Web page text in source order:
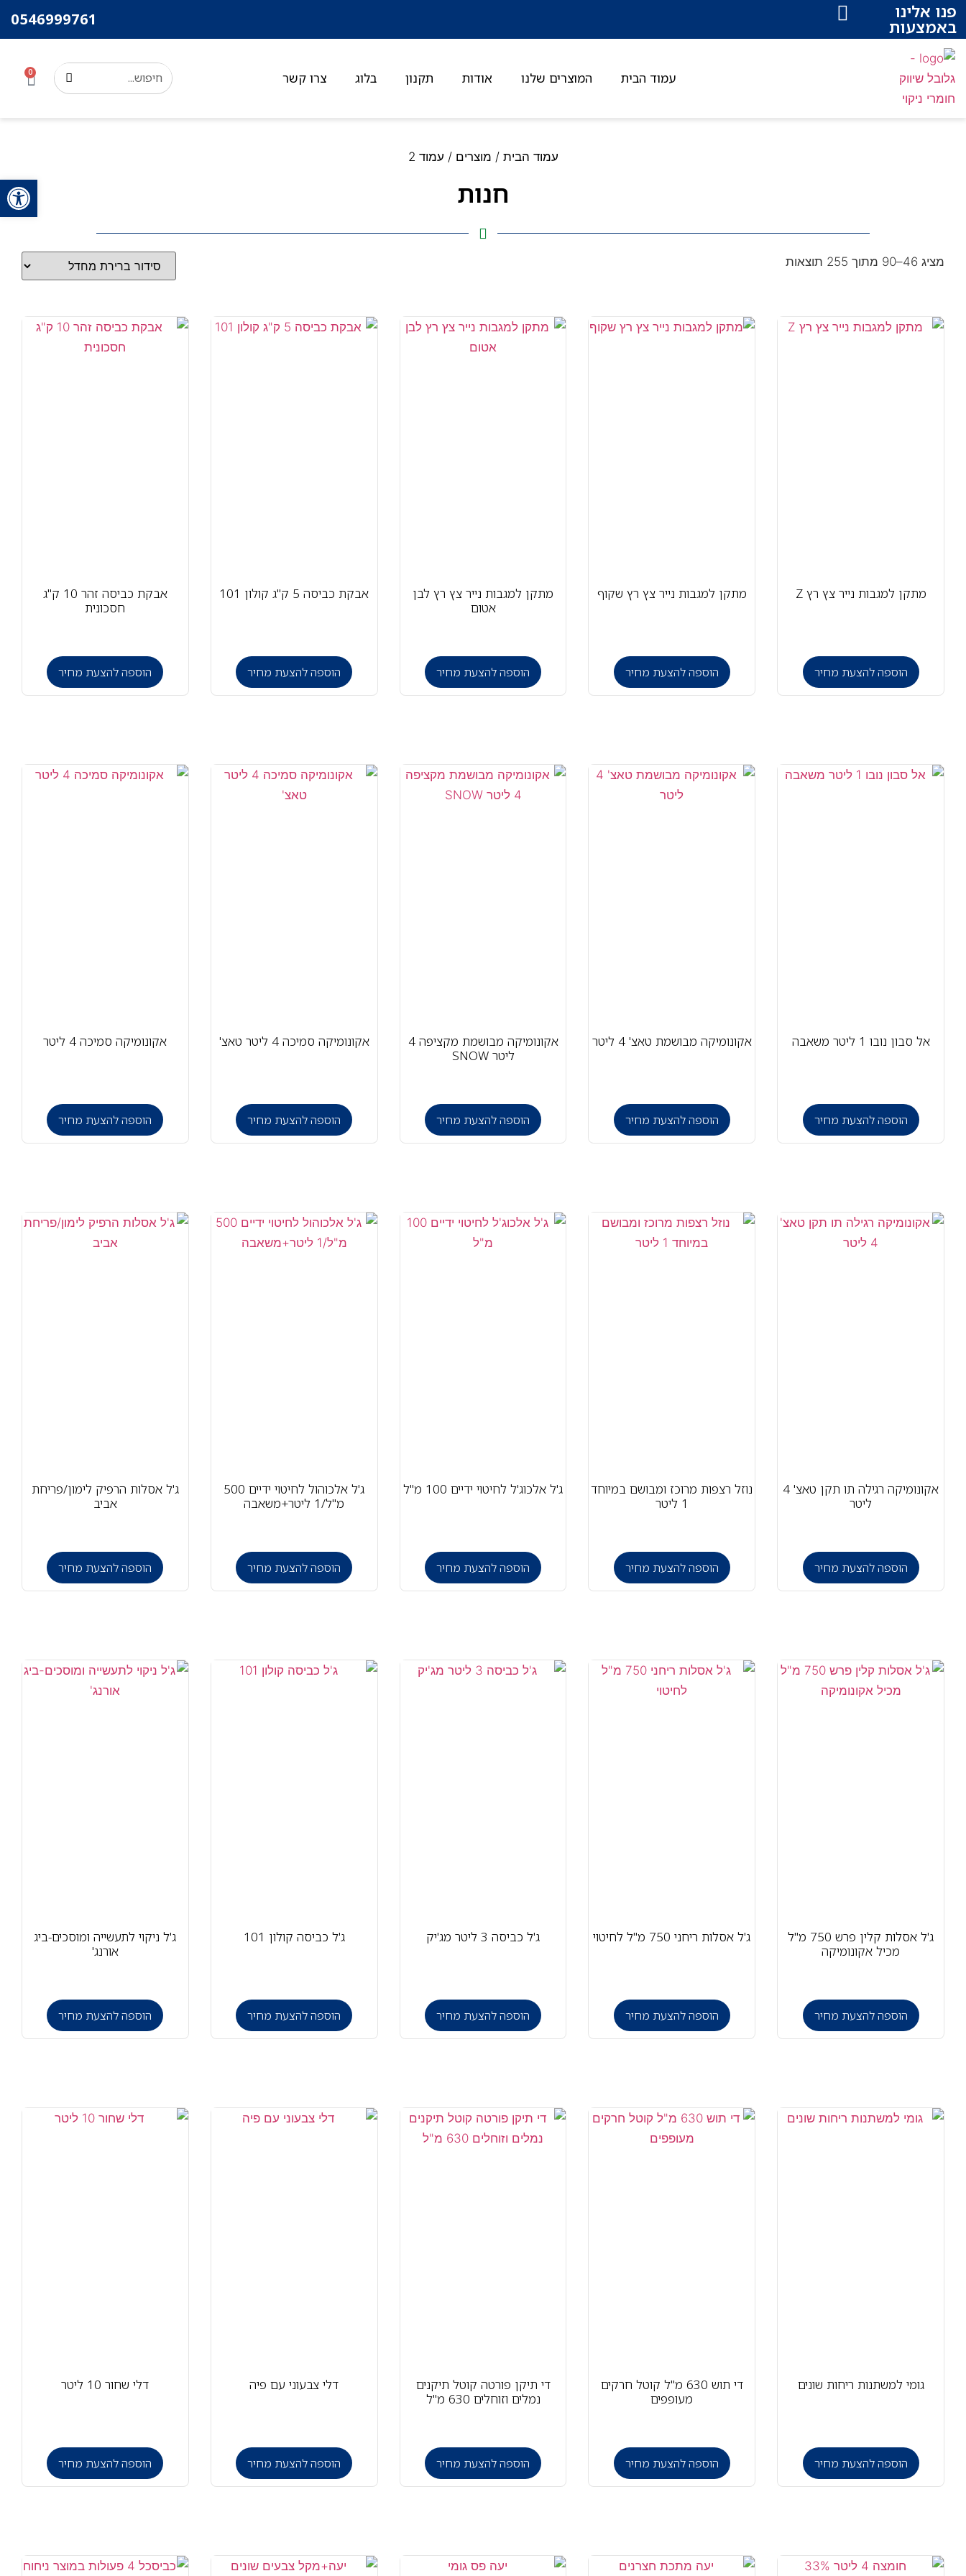
פתח
פנו אלינו
באמצעות 0546999761
עמוד הבית המוצרים שלנו אודות תקנון בלוג צרו קשר 0
עמוד הבית / מוצרים / עמוד 2
חנות
מציג 46–90 מתוך 255 תוצאות
מתקן למגבות נייר צץ רץ Z
הוספה להצעת מחיר
מתקן למגבות נייר צץ רץ שקוף
הוספה להצעת מחיר
מתקן למגבות נייר צץ רץ לבן
אטום
הוספה להצעת מחיר
אבקת כביסה 5 ק"ג קולון 101
הוספה להצעת מחיר
אבקת כביסה זהר 10 ק"ג
חסכונית
הוספה להצעת מחיר
אל סבון נובו 1 ליטר משאבה
הוספה להצעת מחיר
אקונומיקה מבושמת טאצ' 4 ליטר
הוספה להצעת מחיר
אקונומיקה מבושמת מקציפה 4
ליטר SNOW
הוספה להצעת מחיר
אקונומיקה סמיכה 4 ליטר טאצ'
הוספה להצעת מחיר
אקונומיקה סמיכה 4 ליטר
הוספה להצעת מחיר
אקונומיקה רגילה תו תקן טאצ' 4
ליטר
הוספה להצעת מחיר
נוזל רצפות מרוכז ומבושם במיוחד
1 ליטר
הוספה להצעת מחיר
ג'ל אלכוג'ל לחיטוי ידיים 100 מ"ל
הוספה להצעת מחיר
ג'ל אלכוהול לחיטוי ידיים 500
מ"ל/1 ליטר+משאבה
הוספה להצעת מחיר
ג'ל אסלות הרפיק לימון/פריחת
אביב
הוספה להצעת מחיר
ג'ל אסלות קלין פרש 750 מ"ל
מכיל אקונומיקה
הוספה להצעת מחיר
ג'ל אסלות ריחני 750 מ"ל לחיטוי
הוספה להצעת מחיר
ג'ל כביסה 3 ליטר מג'יק
הוספה להצעת מחיר
ג'ל כביסה קולון 101
הוספה להצעת מחיר
ג'ל ניקוי לתעשייה ומוסכים-ביג
אורנג'
הוספה להצעת מחיר
גומי למשתנות ריחות שונים
הוספה להצעת מחיר
די תוש 630 מ"ל קוטל חרקים
מעופפים
הוספה להצעת מחיר
די תיקן פורטה קוטל תיקנים
נמלים וזוחלים 630 מ"ל
הוספה להצעת מחיר
דלי צבעוני עם פיה
הוספה להצעת מחיר
דלי שחור 10 ליטר
הוספה להצעת מחיר